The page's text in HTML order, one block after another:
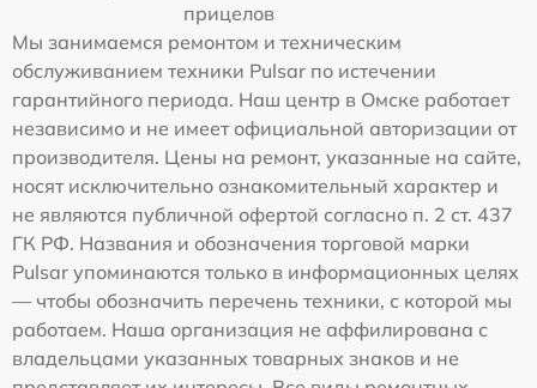
прицелов
Мы занимаемся ремонтом и техническим
обслуживанием техники Pulsar по истечении
гарантийного периода. Наш центр в Омске работает
независимо и не имеет официальной авторизации от
производителя. Цены на ремонт, указанные на сайте,
носят исключительно ознакомительный характер и
не являются публичной офертой согласно п. 2 ст. 437
ГК РФ. Названия и обозначения торговой марки
Pulsar упоминаются только в информационных целях
— чтобы обозначить перечень техники, с которой мы
работаем. Наша организация не аффилирована с
владельцами указанных товарных знаков и не